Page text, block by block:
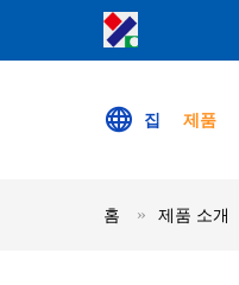
집 제품
홈 제품 소개